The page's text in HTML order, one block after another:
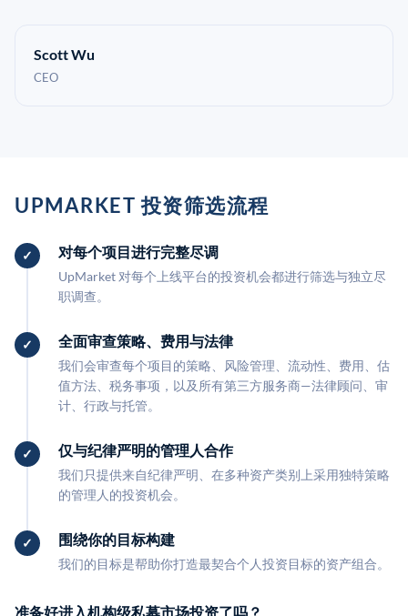
Scott Wu
CEO
UPMARKET 投资筛选流程
对每个项目进行完整尽调
UpMarket 对每个上线平台的投资机会都进行筛选与独立尽
职调查。
全面审查策略、费用与法律
我们会审查每个项目的策略、风险管理、流动性、费用、估
值方法、税务事项，以及所有第三方服务商—法律顾问、审
计、行政与托管。
仅与纪律严明的管理人合作
我们只提供来自纪律严明、在多种资产类别上采用独特策略
的管理人的投资机会。
围绕你的目标构建
我们的目标是帮助你打造最契合个人投资目标的资产组合。
准备好进入机构级私募市场投资了吗？